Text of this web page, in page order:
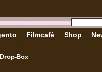
Box
Filmcafé Shop